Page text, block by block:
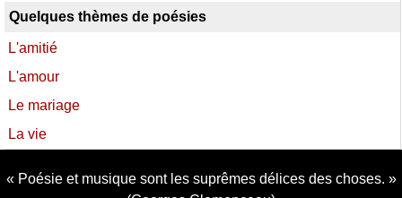
Quelques thèmes de poésies
L'amitié
L'amour
Le mariage
La vie
Poésie et musique sont les suprêmes délices des choses.